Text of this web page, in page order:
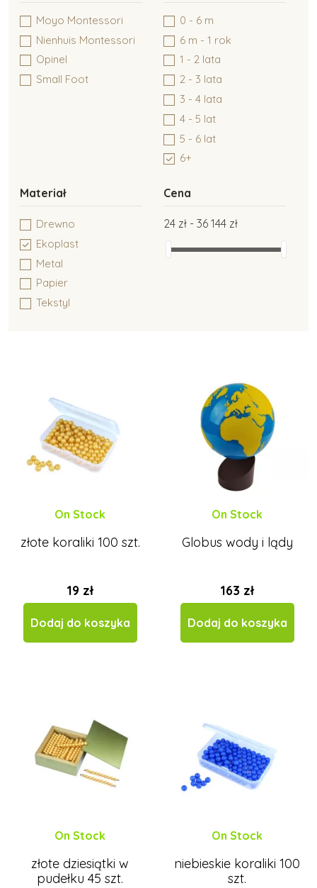
Montessori pakiety
Montessori kolory
Moyo Montessori
Nienhuis Montessori
Montessori edukacja kosmiczna
Moyo Montessori
Nienhuis Montessori
Opinel
Small Foot
0 - 6 m
6 m - 1 rok
1 - 2 lata
2 - 3 lata
3 - 4 lata
4 - 5 lat
5 - 6 lat
6+
Materiał
Drewno
Ekoplast
Metal
Papier
Tekstyl
Cena
24 zł - 36 144 zł
On Stock
złote koraliki 100 szt.
19 zł
Dodaj do koszyka
On Stock
Globus wody i lądy
163 zł
Dodaj do koszyka
On Stock
złote dziesiątki w
pudełku 45 szt.
On Stock
niebieskie koraliki 100
szt.